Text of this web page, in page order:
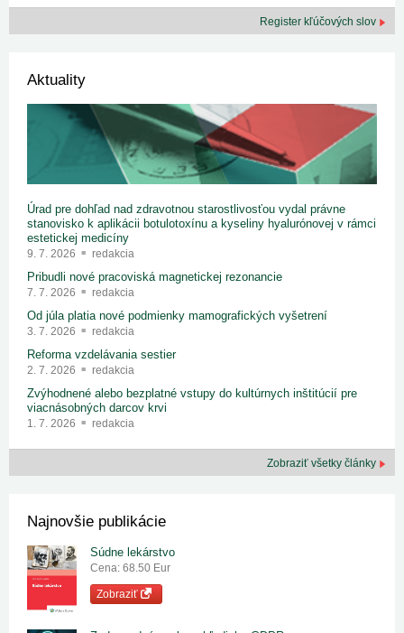
Register kľúčových slov
Aktuality
Úrad pre dohľad nad zdravotnou starostlivosťou vydal právne
stanovisko k aplikácii botulotoxínu a kyseliny hyalurónovej v rámci
estetickej medicíny
9. 7. 2026 redakcia
Pribudli nové pracoviská magnetickej rezonancie
7. 7. 2026 redakcia
Od júla platia nové podmienky mamografických vyšetrení
3. 7. 2026 redakcia
Reforma vzdelávania sestier
2. 7. 2026 redakcia
Zvýhodnené alebo bezplatné vstupy do kultúrnych inštitúcií pre
viacnásobných darcov krvi
1. 7. 2026 redakcia
Zobraziť všetky články
Najnovšie publikácie
Súdne lekárstvo
Cena: 68.50 Eur
Zobraziť